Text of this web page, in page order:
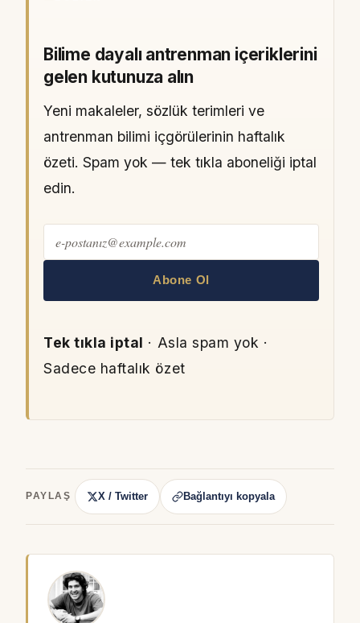
Bilime dayalı antrenman içeriklerini
gelen kutunuza alın
Yeni makaleler, sözlük terimleri ve
antrenman bilimi içgörülerinin haftalık
özeti. Spam yok — tek tıkla aboneliği iptal
edin.
Abone Ol
Tek tıkla iptal · Asla spam yok ·
Sadece haftalık özet
PAYLAŞ X / Twitter Bağlantıyı kopyala